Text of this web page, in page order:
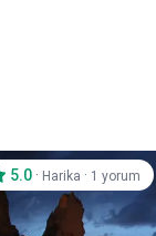
5.0 · Harika · 1 yorum